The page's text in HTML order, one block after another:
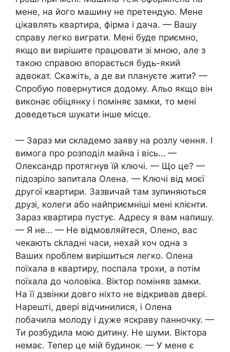
мене, на його машину не претендую. Мене
цікавлять квартира, фірма і дача. — Вашу
справу легко виграти. Мені буде приємно,
якщо ви вирішите працювати зі мною, але з
такою справою впорається будь-який
адвокат. Скажіть, а де ви плануєте жити? —
Спробую повернутися додому. Альо якщо він
виконає обіцянку і поміняє замки, то мені
доведеться шукати інше місце.
— Зараз ми складемо заяву на розлу чення. І
вимога про розподіл майна і вісь… —
Олександр протягнув їй ключі. — Що це? —
підозріло запитала Олена. — Ключі від моєї
другої квартири. Зазвичай там зупиняються
друзі, колеги або найприємніші мені клієнти.
Зараз квартира пустує. Адресу я вам напишу.
— Я не… — Не відмовляйтеся, Олено, вас
чекають сkладні часи, нехай хоч одна з
Ваших nроблем вирішиться легко. Олена
поїхала в квартиру, поспала трохи, а потім
поїхала до чоловіка. Віктор поміняв замки.
На її дзвінки довго ніхто не відкривав двері.
Нарешті, двері відчинилися, і Олена
побачила молоду і дуже яскраву панночку. —
Ти розбудила мою дитину. Не шуми. Віктора
немає. Тепер це мій будинок. — У мене є